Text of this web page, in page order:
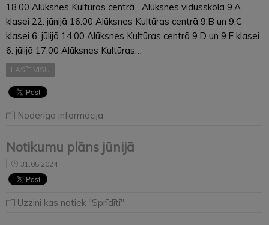
18.00 Alūksnes Kultūras centrā Alūksnes vidusskola 9.A
klasei 22. jūnijā 16.00 Alūksnes Kultūras centrā 9.B un 9.C
klasei 6. jūlijā 14.00 Alūksnes Kultūras centrā 9.D un 9.E klasei
6. jūlijā 17.00 Alūksnes Kultūras…
LASĪT VISU
Noderīga informācija
Notikumu plāns jūnijā
31.05.2024
Uzzini kas notiek "Sprīdītī"